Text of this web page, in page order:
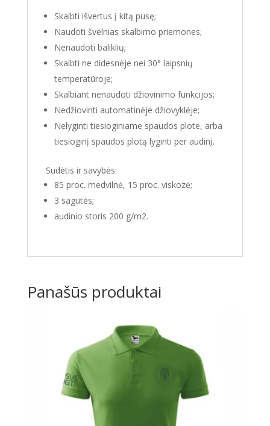
Skalbti išvertus į kitą pusę;
Naudoti švelnias skalbimo priemones;
Nenaudoti baliklių;
Skalbti ne didesnėje nei 30° laipsnių
temperatūroje;
Skalbiant nenaudoti džiovinimo funkcijos;
Nedžiovinti automatinėje džiovyklėje;
Nelyginti tiesioginiame spaudos plote, arba
tiesioginį spaudos plotą lyginti per audinį.
Sudėtis ir savybės:
85 proc. medvilnė, 15 proc. viskozė;
3 sagutės;
audinio storis 200 g/m2.
Panašūs produktai